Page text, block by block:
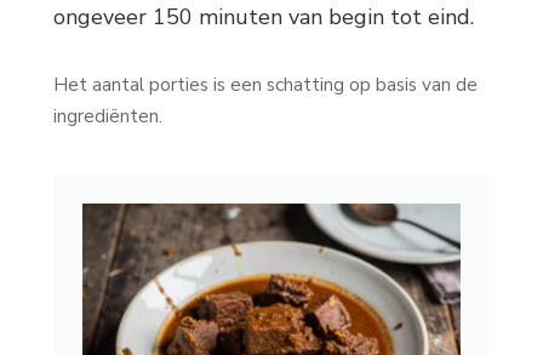
ongeveer 150 minuten van begin tot eind.
Het aantal porties is een schatting op basis van de
ingrediënten.